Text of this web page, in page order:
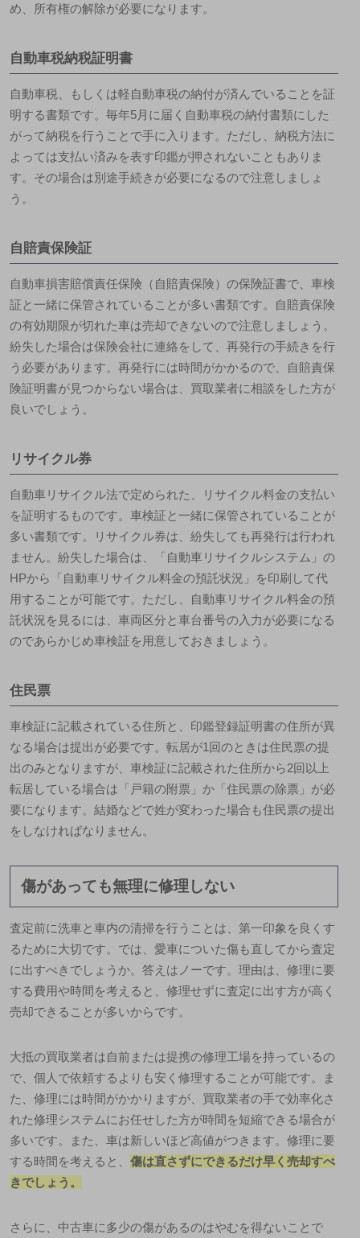
め、所有権の解除が必要になります。
自動車税納税証明書
自動車税、もしくは軽自動車税の納付が済んでいることを証
明する書類です。毎年5月に届く自動車税の納付書類にした
がって納税を行うことで手に入ります。ただし、納税方法に
よっては支払い済みを表す印鑑が押されないこともありま
す。その場合は別途手続きが必要になるので注意しましょ
う。
自賠責保険証
自動車損害賠償責任保険（自賠責保険）の保険証書で、車検
証と一緒に保管されていることが多い書類です。自賠責保険
の有効期限が切れた車は売却できないので注意しましょう。
紛失した場合は保険会社に連絡をして、再発行の手続きを行
う必要があります。再発行には時間がかかるので、自賠責保
険証明書が見つからない場合は、買取業者に相談をした方が
良いでしょう。
リサイクル券
自動車リサイクル法で定められた、リサイクル料金の支払い
を証明するものです。車検証と一緒に保管されていることが
多い書類です。リサイクル券は、紛失しても再発行は行われ
ません。紛失した場合は、「自動車リサイクルシステム」の
HPから「自動車リサイクル料金の預託状況」を印刷して代
用することが可能です。ただし、自動車リサイクル料金の預
託状況を見るには、車両区分と車台番号の入力が必要になる
のであらかじめ車検証を用意しておきましょう。
住民票
車検証に記載されている住所と、印鑑登録証明書の住所が異
なる場合は提出が必要です。転居が1回のときは住民票の提
出のみとなりますが、車検証に記載された住所から2回以上
転居している場合は「 戸籍の附票 」か「住民票の除票」が必
要になります。結婚などで姓が変わった場合も住民票の提出
をしなければなりません。
傷があっても無理に修理しない
査定前に洗車と車内の清掃を行うことは、第一印象を良くす
るために大切です。では、愛車についた傷も直してから査定
に出すべきでしょうか。答えはノーです。理由は、修理に要
する費用や時間を考えると、修理せずに査定に出す方が高く
売却できることが多いからです。
大抵の買取業者は自前または提携の修理工場を持っているの
で、個人で依頼するよりも安く修理することが可能です。ま
た、修理には時間がかかりますが、買取業者の手で効率化さ
れた修理システムにお任せした方が時間を短縮できる場合が
多いです。また、車は新しいほど高値がつきます。修理に要
する時間を考えると、 傷は直さずにできるだけ早く売却すべ
きでしょう。
さらに、中古車に多少の傷があるのはやむを得ないことで